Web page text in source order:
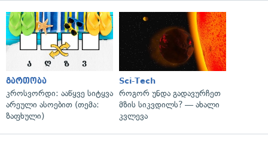
გართობა
კროსვორდი: ააწყვე სიტყვა
არეული ასოებით (თემა:
ზაფხული)
Sci-Tech
როგორ უნდა გადავურჩეთ
მზის სიკვდილს? — ახალი
კვლევა